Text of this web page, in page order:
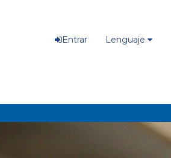
Entrar Lenguaje